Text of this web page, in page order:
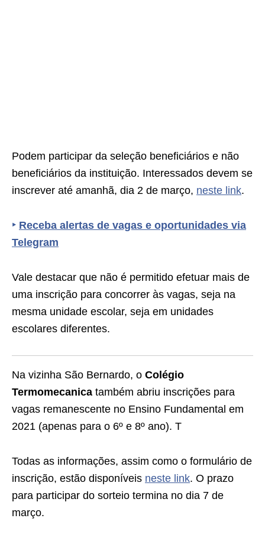
Podem participar da seleção beneficiários e não
beneficiários da instituição. Interessados devem se
inscrever até amanhã, dia 2 de março, neste link.
‣ Receba alertas de vagas e oportunidades via
Telegram
Vale destacar que não é permitido efetuar mais de
uma inscrição para concorrer às vagas, seja na
mesma unidade escolar, seja em unidades
escolares diferentes.
Na vizinha São Bernardo, o Colégio
Termomecanica também abriu inscrições para
vagas remanescente no Ensino Fundamental em
2021 (apenas para o 6º e 8º ano). T
Todas as informações, assim como o formulário de
inscrição, estão disponíveis neste link. O prazo
para participar do sorteio termina no dia 7 de
março.